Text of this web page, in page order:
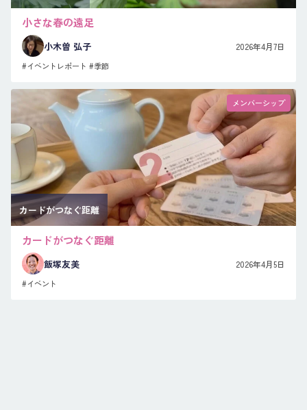
小さな春の遠足
小木曽 弘子 2026年4月7日
#イベントレポート #季節
メンバーシップ
カードがつなぐ距離
カードがつなぐ距離
飯塚友美 2026年4月5日
#イベント